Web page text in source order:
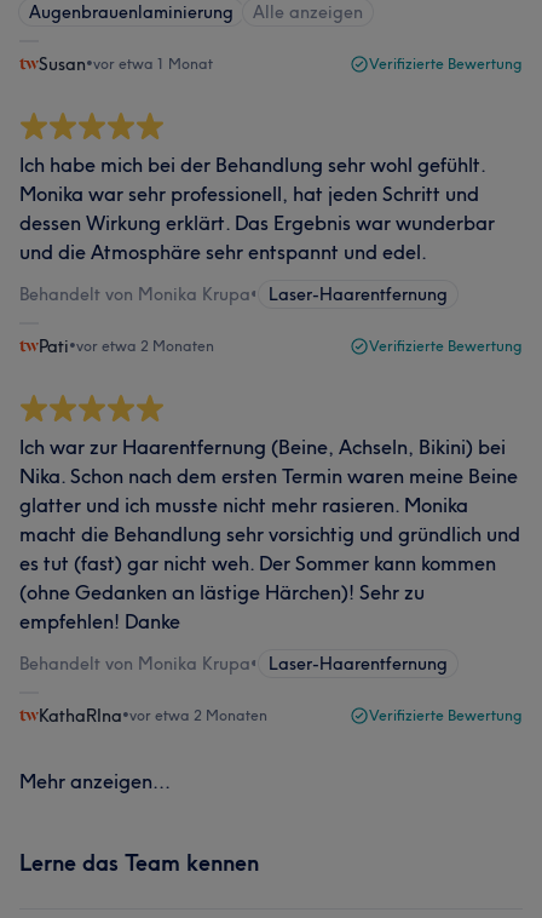
Augenbrauenlaminierung Alle anzeigen
Susan•vor etwa 1 Monat Verifizierte Bewertung
Ich habe mich bei der Behandlung sehr wohl gefühlt.
Monika war sehr professionell, hat jeden Schritt und
dessen Wirkung erklärt. Das Ergebnis war wunderbar
und die Atmosphäre sehr entspannt und edel.
Behandelt von Monika Krupa• Laser-Haarentfernung
Pati•vor etwa 2 Monaten Verifizierte Bewertung
Ich war zur Haarentfernung (Beine, Achseln, Bikini) bei
Nika. Schon nach dem ersten Termin waren meine Beine
glatter und ich musste nicht mehr rasieren. Monika
macht die Behandlung sehr vorsichtig und gründlich und
es tut (fast) gar nicht weh. Der Sommer kann kommen
(ohne Gedanken an lästige Härchen)! Sehr zu
empfehlen! Danke
Behandelt von Monika Krupa• Laser-Haarentfernung
KathaRIna•vor etwa 2 Monaten Verifizierte Bewertung
Mehr anzeigen...
Lerne das Team kennen